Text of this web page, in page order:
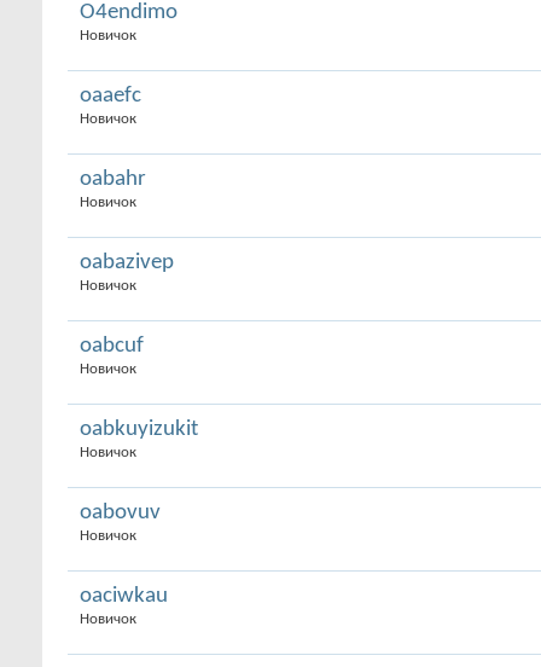
O4endimo
Новичок
oaaefc
Новичок
oabahr
Новичок
oabazivep
Новичок
oabcuf
Новичок
oabkuyizukit
Новичок
oabovuv
Новичок
oaciwkau
Новичок